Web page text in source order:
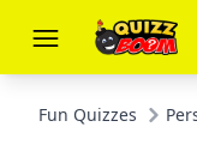
Fun Quizzes